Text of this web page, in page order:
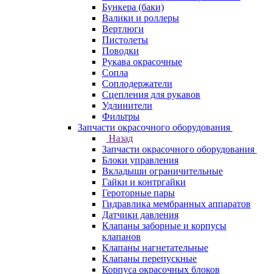
Бункера (баки)
Валики и роллеры
Вертлюги
Пистолеты
Поводки
Рукава окрасочные
Сопла
Соплодержатели
Сцепления для рукавов
Удлинители
Фильтры
Запчасти окрасочного оборудования
Назад
Запчасти окрасочного оборудования
Блоки управления
Вкладыши ограничительные
Гайки и контргайки
Героторные пары
Гидравлика мембранных аппаратов
Датчики давления
Клапаны заборные и корпусы
клапанов
Клапаны нагнетательные
Клапаны перепускные
Корпуса окрасочных блоков